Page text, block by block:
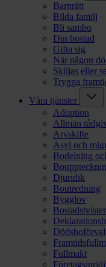
Barnrätt
Bilda familj
Bli sambo
Din bostad
Gifta sig
När någon
Skiljas eller
Trygga
Våra tjänster
Adoption
Allmän
Arvskifte
Asyl och
Bodelning
Djuridik
Boutredning
Bygglov
Bostadstvister
Fullmakt